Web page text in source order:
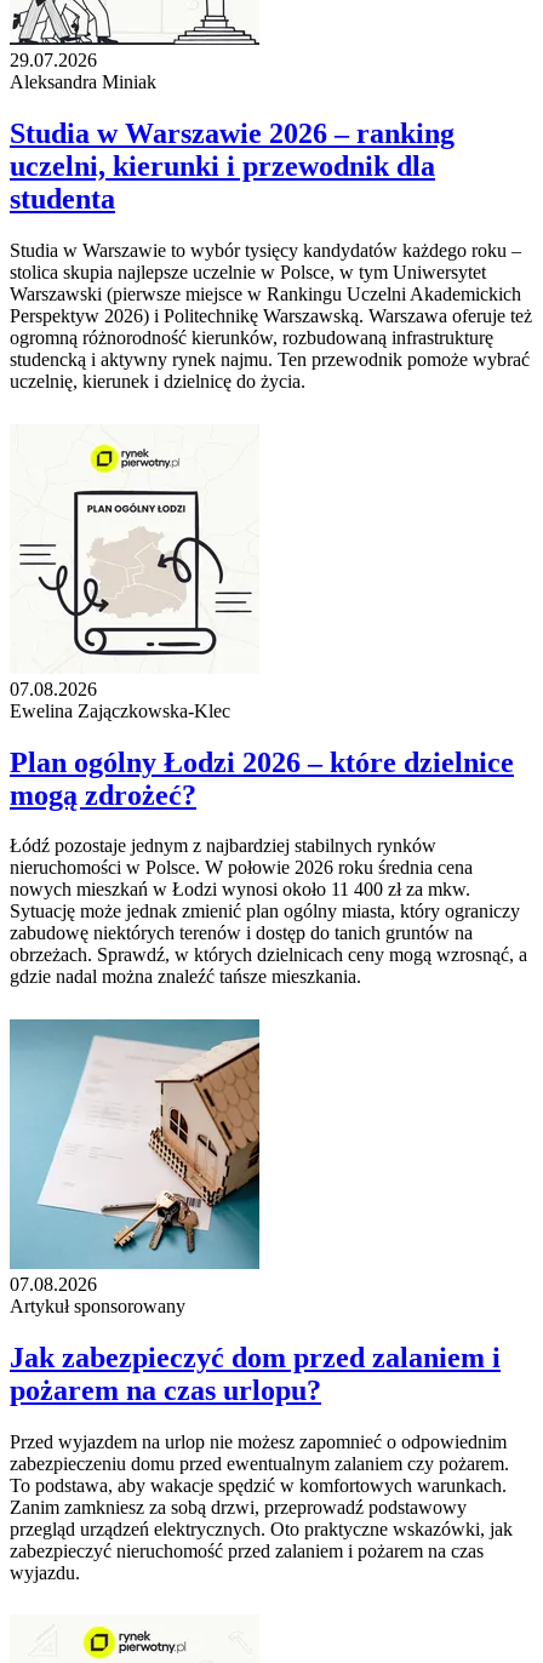
29.07.2026
Aleksandra Miniak
Studia w Warszawie 2026 – ranking
uczelni, kierunki i przewodnik dla
studenta
Studia w Warszawie to wybór tysięcy kandydatów każdego roku –
stolica skupia najlepsze uczelnie w Polsce, w tym Uniwersytet
Warszawski (pierwsze miejsce w Rankingu Uczelni Akademickich
Perspektyw 2026) i Politechnikę Warszawską. Warszawa oferuje też
ogromną różnorodność kierunków, rozbudowaną infrastrukturę
studencką i aktywny rynek najmu. Ten przewodnik pomoże wybrać
uczelnię, kierunek i dzielnicę do życia.
07.08.2026
Ewelina Zajączkowska-Klec
Plan ogólny Łodzi 2026 – które dzielnice
mogą zdrożeć?
Łódź pozostaje jednym z najbardziej stabilnych rynków
nieruchomości w Polsce. W połowie 2026 roku średnia cena
nowych mieszkań w Łodzi wynosi około 11 400 zł za mkw.
Sytuację może jednak zmienić plan ogólny miasta, który ograniczy
zabudowę niektórych terenów i dostęp do tanich gruntów na
obrzeżach. Sprawdź, w których dzielnicach ceny mogą wzrosnąć, a
gdzie nadal można znaleźć tańsze mieszkania.
07.08.2026
Artykuł sponsorowany
Jak zabezpieczyć dom przed zalaniem i
pożarem na czas urlopu?
Przed wyjazdem na urlop nie możesz zapomnieć o odpowiednim
zabezpieczeniu domu przed ewentualnym zalaniem czy pożarem.
To podstawa, aby wakacje spędzić w komfortowych warunkach.
Zanim zamkniesz za sobą drzwi, przeprowadź podstawowy
przegląd urządzeń elektrycznych. Oto praktyczne wskazówki, jak
zabezpieczyć nieruchomość przed zalaniem i pożarem na czas
wyjazdu.